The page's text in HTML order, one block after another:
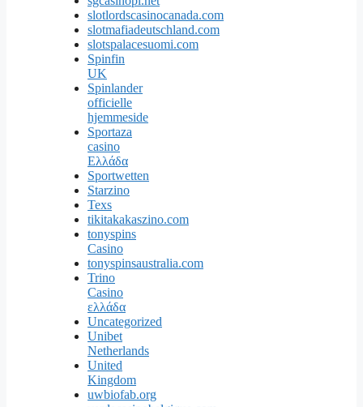
slotlordscasinocanada.com
slotmafiadeutschland.com
slotspalacesuomi.com
Spinfin
UK
Spinlander
officielle
hjemmeside
Sportaza
casino
Ελλάδα
Sportwetten
Starzino
Texs
tikitakakaszino.com
tonyspins
Casino
tonyspinsaustralia.com
Trino
Casino
ελλάδα
Uncategorized
Unibet
Netherlands
United
Kingdom
uwbiofab.org